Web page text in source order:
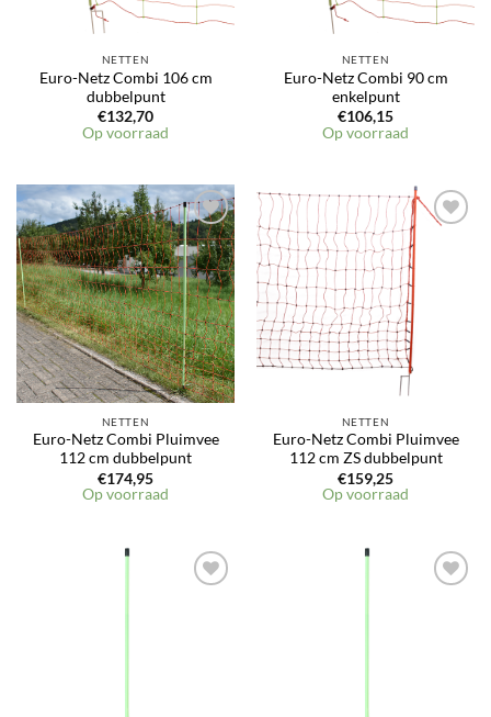
NETTEN
Euro-Netz Combi 106 cm
dubbelpunt
€132,70
Op voorraad
NETTEN
Euro-Netz Combi 90 cm
enkelpunt
€106,15
Op voorraad
NETTEN
Euro-Netz Combi Pluimvee
112 cm dubbelpunt
€174,95
Op voorraad
NETTEN
Euro-Netz Combi Pluimvee
112 cm ZS dubbelpunt
€159,25
Op voorraad